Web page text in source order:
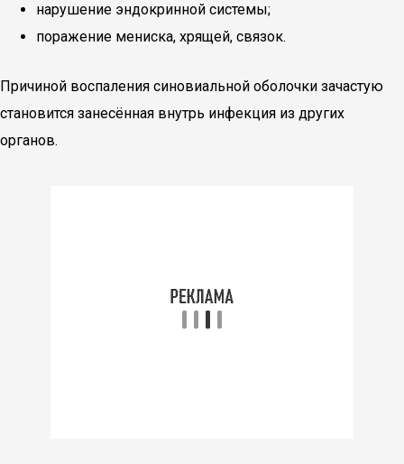
нарушение эндокринной системы;
поражение мениска, хрящей, связок.
Причиной воспаления синовиальной оболочки зачастую
становится занесённая внутрь инфекция из других
органов.